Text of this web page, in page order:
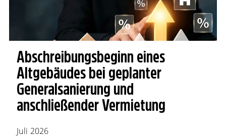
Abschreibungsbeginn eines
Altgebäudes bei geplanter
Generalsanierung und
anschließender Vermietung
Juli 2026